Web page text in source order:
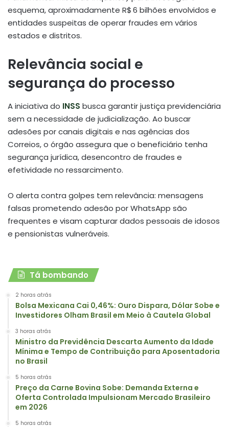
esquema, aproximadamente R$ 6 bilhões envolvidos e
entidades suspeitas de operar fraudes em vários
estados e distritos.
Relevância social e
segurança do processo
A iniciativa do INSS busca garantir justiça previdenciária
sem a necessidade de judicialização. Ao buscar
adesões por canais digitais e nas agências dos
Correios, o órgão assegura que o beneficiário tenha
segurança jurídica, desencontro de fraudes e
efetividade no ressarcimento.
O alerta contra golpes tem relevância: mensagens
falsas prometendo adesão por WhatsApp são
frequentes e visam capturar dados pessoais de idosos
e pensionistas vulneráveis.
Tá bombando
2 horas atrás
Bolsa Mexicana Cai 0,46%: Ouro Dispara, Dólar Sobe e
Investidores Olham Brasil em Meio à Cautela Global
3 horas atrás
Ministro da Previdência Descarta Aumento da Idade
Mínima e Tempo de Contribuição para Aposentadoria
no Brasil
5 horas atrás
Preço da Carne Bovina Sobe: Demanda Externa e
Oferta Controlada Impulsionam Mercado Brasileiro
em 2026
5 horas atrás